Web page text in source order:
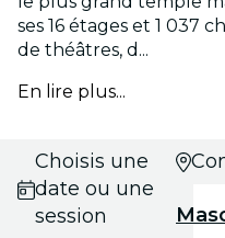
ses 16 étages et 1 037
de théâtres, d...
En lire plus...
Choisis une
date ou une
session